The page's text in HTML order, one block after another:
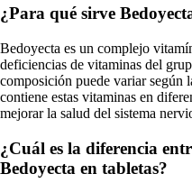
¿Para qué sirve
Bedoyecta es un complejo
deficiencias de vitaminas del
composición puede variar según
contiene estas vitaminas en
mejorar la salud del sistema
¿Cuál es la diferencia
Bedoyecta en tabletas?